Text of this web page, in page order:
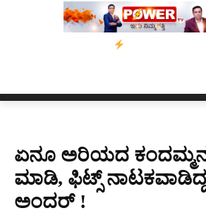
ಬೀರೇನ್ ಸಿಂಗ್ ಅವರ ಆಡಿಯೋ
ಏನೂ ಅರಿಯದ
ಮಾಡಿ, ಫಿಟ್ಸ್​
ಅಂದರ್​ !